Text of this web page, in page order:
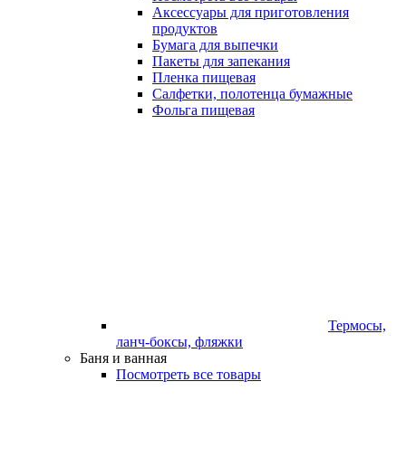
Аксессуары для приготовления
продуктов
Бумага для выпечки
Пакеты для запекания
Пленка пищевая
Салфетки, полотенца бумажные
Фольга пищевая
Термосы,
ланч-боксы, фляжки
Баня и ванная
Посмотреть все товары